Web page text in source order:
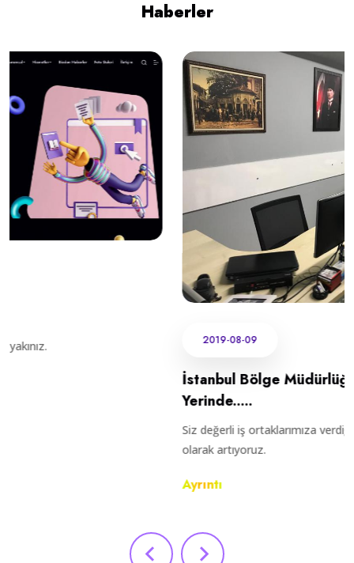
Haberler
İstanbul Bölge Müdürlüğü Ofisimiz Yeni
Siz değerli iş ortaklarımıza verdiğimiz hizmetlerin kalitesi aşamalı